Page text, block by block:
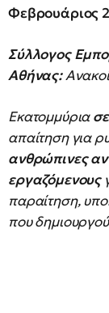
Φεβρουάριος
Σύλλογος
Αθήνας:
Εκατομμύρια
απαίτηση για
ανθρώπινες
εργαζόμενους
παραίτηση,
που